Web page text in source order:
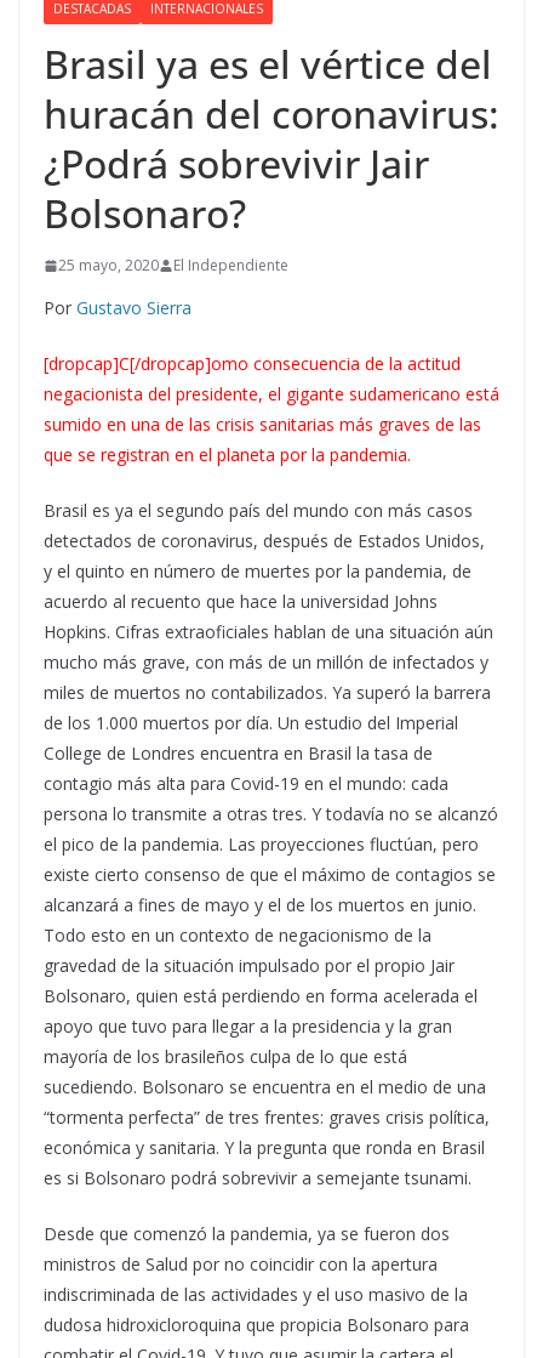
DESTACADAS INTERNACIONALES
Brasil ya es el vértice del
huracán del coronavirus:
¿Podrá sobrevivir Jair
Bolsonaro?
25 mayo, 2020 El Independiente
Por Gustavo Sierra
[dropcap]C[/dropcap]omo consecuencia de la actitud
negacionista del presidente, el gigante sudamericano está
sumido en una de las crisis sanitarias más graves de las
que se registran en el planeta por la pandemia.
Brasil es ya el segundo país del mundo con más casos
detectados de coronavirus, después de Estados Unidos,
y el quinto en número de muertes por la pandemia, de
acuerdo al recuento que hace la universidad Johns
Hopkins. Cifras extraoficiales hablan de una situación aún
mucho más grave, con más de un millón de infectados y
miles de muertos no contabilizados. Ya superó la barrera
de los 1.000 muertos por día. Un estudio del Imperial
College de Londres encuentra en Brasil la tasa de
contagio más alta para Covid-19 en el mundo: cada
persona lo transmite a otras tres. Y todavía no se alcanzó
el pico de la pandemia. Las proyecciones fluctúan, pero
existe cierto consenso de que el máximo de contagios se
alcanzará a fines de mayo y el de los muertos en junio.
Todo esto en un contexto de negacionismo de la
gravedad de la situación impulsado por el propio Jair
Bolsonaro, quien está perdiendo en forma acelerada el
apoyo que tuvo para llegar a la presidencia y la gran
mayoría de los brasileños culpa de lo que está
sucediendo. Bolsonaro se encuentra en el medio de una
“tormenta perfecta” de tres frentes: graves crisis política,
económica y sanitaria. Y la pregunta que ronda en Brasil
es si Bolsonaro podrá sobrevivir a semejante tsunami.
Desde que comenzó la pandemia, ya se fueron dos
ministros de Salud por no coincidir con la apertura
indiscriminada de las actividades y el uso masivo de la
dudosa hidroxicloroquina que propicia Bolsonaro para